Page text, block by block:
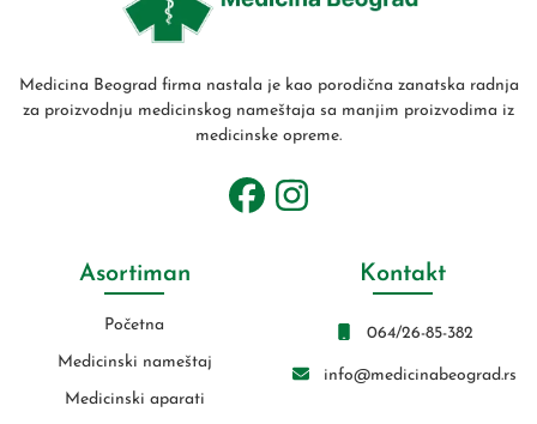
Medicina Beograd firma nastala je kao porodična zanatska radnja
za proizvodnju medicinskog nameštaja sa manjim proizvodima iz
medicinske opreme.
Asortiman
Početna
Medicinski nameštaj
Medicinski aparati
Kontakt
064/26-85-382
info@medicinabeograd.rs